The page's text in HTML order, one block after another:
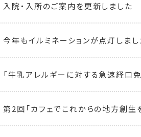
入院・入所のご案内を更新しました
今年もイルミネーションが点灯しまし
「牛乳アレルギーに対する急速経
第2回「カフェでこれからの地方創生